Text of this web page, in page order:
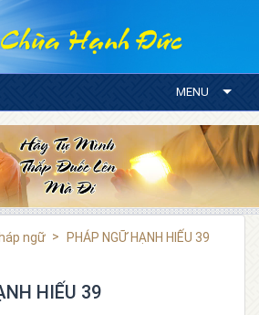
MENU
ngữ PHÁP NGỮ HẠNH HIẾU 39
HIẾU 39